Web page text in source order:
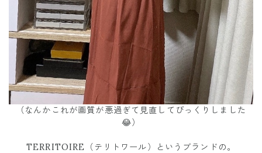
（なんかこれが画質が悪過ぎて見直してびっくりしました
😂）
TERRITOIRE（テリトワール）というブランドの。